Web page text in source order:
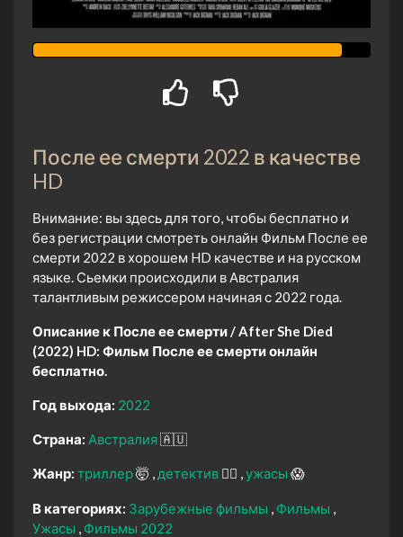
После ее смерти 2022 в качестве
HD
Внимание: вы здесь для того, чтобы бесплатно и
без регистрации смотреть онлайн Фильм После ее
смерти 2022 в хорошем HD качестве и на русском
языке. Сьемки происходили в Австралия
талантливым режиссером начиная с 2022 года.
Описание к После ее смерти / After She Died
(2022) HD: Фильм После ее смерти онлайн
бесплатно.
Год выхода: 2022
Страна: Австралия🇦🇺
Жанр: триллер🤯 детектив 🕵️‍♂️ ужасы 😱
В категориях: Зарубежные фильмы
Фильмы
Ужасы
Фильмы 2022